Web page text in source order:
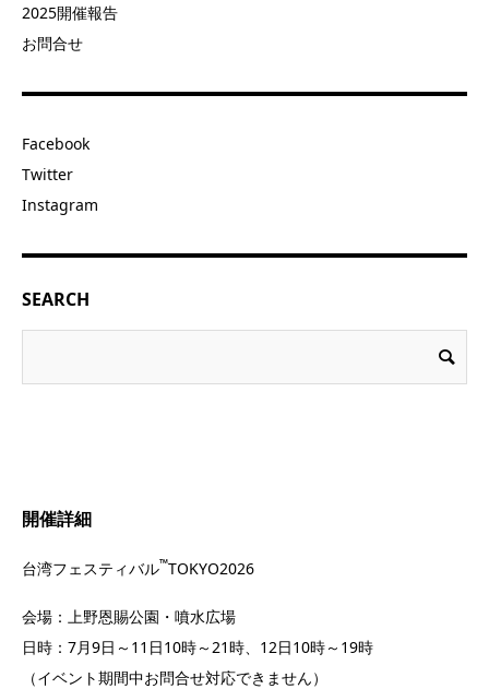
2025開催報告
お問合せ
Facebook
Twitter
Instagram
SEARCH
開催詳細
台湾フェスティバル™TOKYO2026
会場：上野恩賜公園・噴水広場
日時：7月9日～11日10時～21時、12日10時～19時
（イベント期間中お問合せ対応できません）